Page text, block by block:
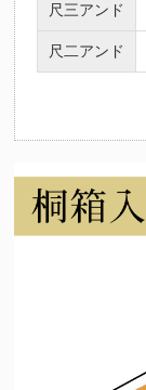
尺三アンド
尺二アンド